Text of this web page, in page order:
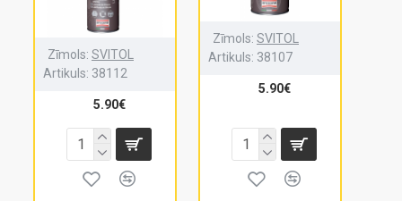
Zīmols: SVITOL
Artikuls: 38112
5.90€
Zīmols: SVITOL
Artikuls: 38107
5.90€